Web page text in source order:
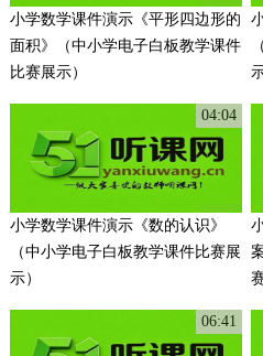
小学数学课件演示《平形四边形的
面积》（中小学电子白板教学课件
比赛展示）
04:04
小学数学课件演示《数的认识》
（中小学电子白板教学课件比赛展
示）
06:41